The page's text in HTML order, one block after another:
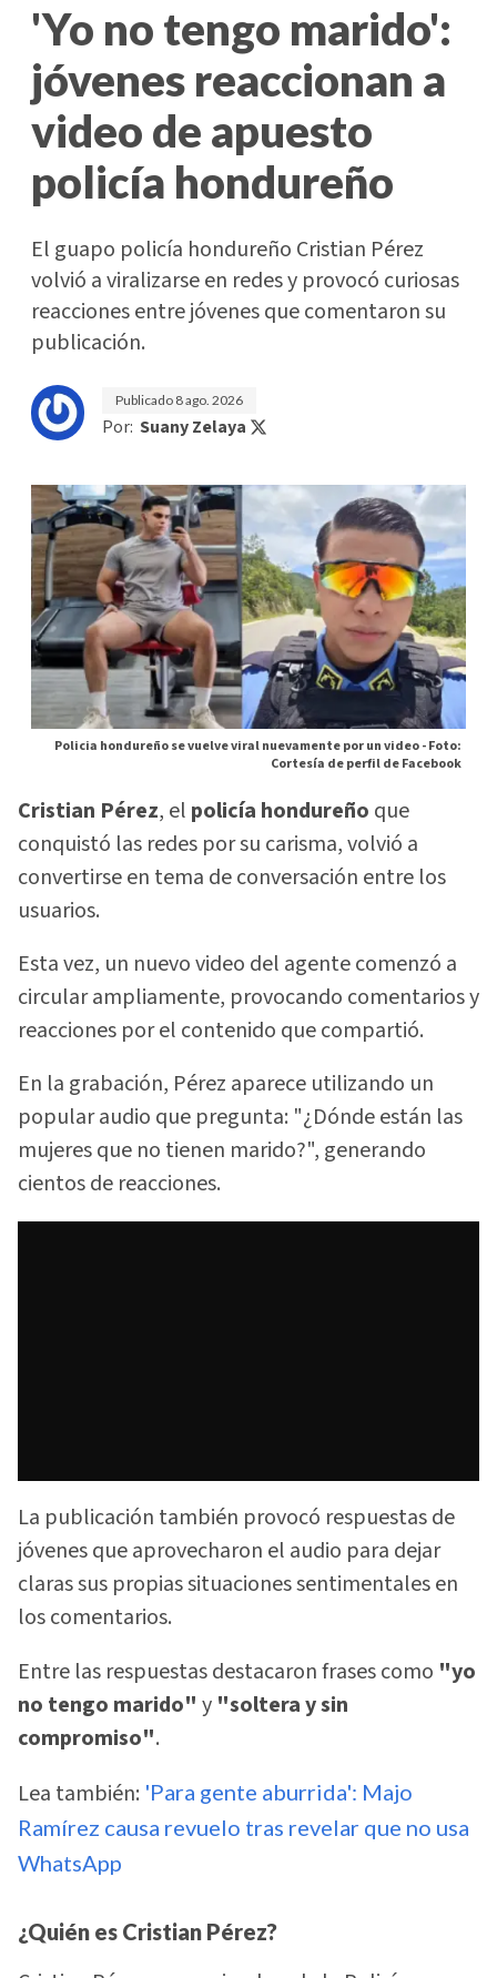
'Yo no tengo marido':
jóvenes reaccionan a
video de apuesto
policía hondureño
El guapo policía hondureño Cristian Pérez
volvió a viralizarse en redes y provocó curiosas
reacciones entre jóvenes que comentaron su
publicación.
Publicado 8 ago. 2026
Por: Suany Zelaya
Policia hondureño se vuelve viral nuevamente por un video -Foto:
Cortesía de perfil de Facebook
Cristian Pérez, el policía hondureño que
conquistó las redes por su carisma, volvió a
convertirse en tema de conversación entre los
usuarios.
Esta vez, un nuevo video del agente comenzó a
circular ampliamente, provocando comentarios y
reacciones por el contenido que compartió.
En la grabación, Pérez aparece utilizando un
popular audio que pregunta: "¿Dónde están las
mujeres que no tienen marido?", generando
cientos de reacciones.
La publicación también provocó respuestas de
jóvenes que aprovecharon el audio para dejar
claras sus propias situaciones sentimentales en
los comentarios.
Entre las respuestas destacaron frases como "yo
no tengo marido" y "soltera y sin
compromiso".
Lea también: 'Para gente aburrida': Majo
Ramírez causa revuelo tras revelar que no usa
WhatsApp
¿Quién es Cristian Pérez?